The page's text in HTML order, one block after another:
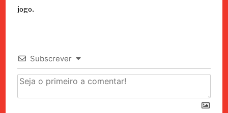
jogo.
Subscrever